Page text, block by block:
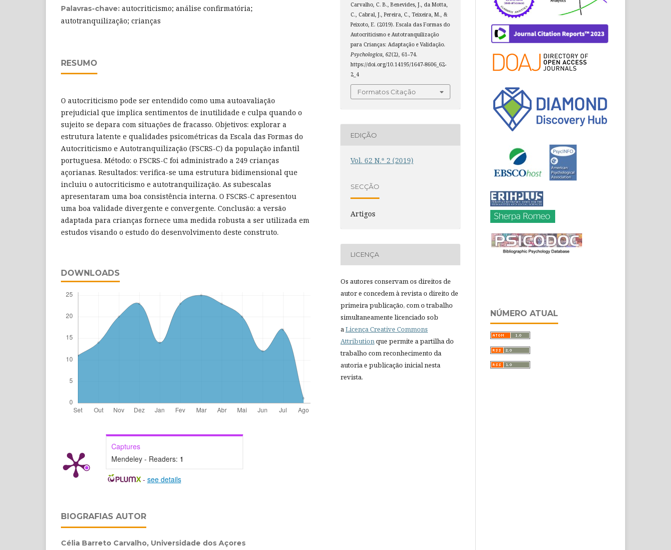
Palavras-chave: autocriticismo; análise confirmatória;
autotranquilização; crianças
RESUMO
O autocriticismo pode ser entendido como uma autoavaliação
prejudicial que implica sentimentos de inutilidade e culpa quando o
sujeito se depara com situações de fracasso. Objetivos: explorar a
estrutura latente e qualidades psicométricas da Escala das Formas do
Autocriticismo e Autotranquilização (FSCRS-C) da população infantil
portuguesa. Método: o FSCRS-C foi administrado a 249 crianças
açorianas. Resultados: verifica-se uma estrutura bidimensional que
incluiu o autocriticismo e autotranquilização. As subescalas
apresentaram uma boa consistência interna. O FSCRS-C apresentou
uma boa validade divergente e convergente. Conclusão: a versão
adaptada para crianças fornece uma medida robusta a ser utilizada em
estudos visando o estudo do desenvolvimento deste construto.
DOWNLOADS
Captures
Mendeley - Readers: 1
- see details
BIOGRAFIAS AUTOR
Célia Barreto Carvalho, Universidade dos Açores
Carvalho, C. B., Benevides, J., da Motta,
C., Cabral, J., Pereira, C., Teixeira, M., &
Peixoto, E. (2019). Escala das Formas do
Autocriticismo e Autotranquilização
para Crianças: Adaptação e Validação.
Psychologica,62(2), 61–74.
https://doi.org/10.14195/1647-8606_62-
2_4
Formatos Citação
EDIÇÃO
Vol. 62 N.º 2 (2019)
SECÇÃO
Artigos
LICENÇA
Os autores conservam os direitos de
autor e concedem à revista o direito de
primeira publicação, com o trabalho
simultaneamente licenciado sob
a Licença Creative Commons
Attribution que permite a partilha do
trabalho com reconhecimento da
autoria e publicação inicial nesta
revista.
NÚMERO ATUAL